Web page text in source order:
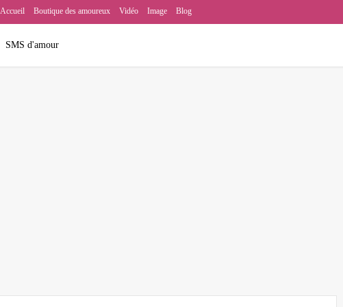
Accueil Boutique des amoureux Vidéo Image Blog
SMS d'amour